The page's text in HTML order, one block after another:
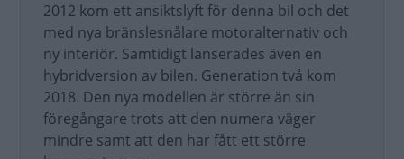
2012 kom ett ansiktslyft för denna bil och det
med nya bränslesnålare motoralternativ och
ny interiör. Samtidigt lanserades även en
hybridversion av bilen. Generation två kom
2018. Den nya modellen är större än sin
föregångare trots att den numera väger
mindre samt att den har fått ett större